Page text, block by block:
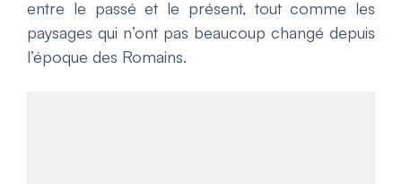
entre le passé et le présent, tout comme les
paysages qui n’ont pas beaucoup changé depuis
l’époque des Romains.